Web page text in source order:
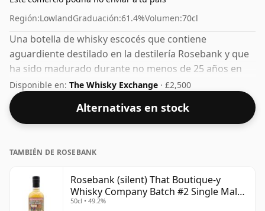
Región:LowlandGraduación:61.4%Volumen:70cl
Una botella de whisky escocés que contiene
aguardiente destilado en la destilería Rosebank y que
ha sido madurado durante no menos de 25 años en
barricas de roble. Con 61,4% ABV, este contenido de
alcohol es más que aceptable. Embotellado en el
tamaño estándar de 70 cl.
Disponible en: The Whisky Exchange · £2,500
Alternativas en stock
TAMBIÉN DE ROSEBANK
Rosebank (silent) That Boutique-y
Whisky Company Batch #2 Single Mal
28 años
50cl • 49.2%